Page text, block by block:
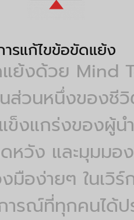
ารแก้ไขข้อขัดแย้ง
ย้งด้วย Mind
วนหนึ่งของชีวิ
ข็งแกร่งของผู้
วัง และมุมมอ
มือง่ายๆ ในเวิ
ารณ์ที่ทุกคนได้ป